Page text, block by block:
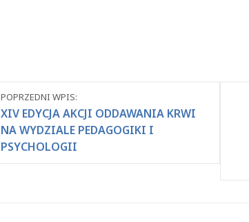
Nawigacja
między
wpisami
POPRZEDNI WPIS:
XIV EDYCJA AKCJI ODDAWANIA KRWI
NA WYDZIALE PEDAGOGIKI I
PSYCHOLOGII